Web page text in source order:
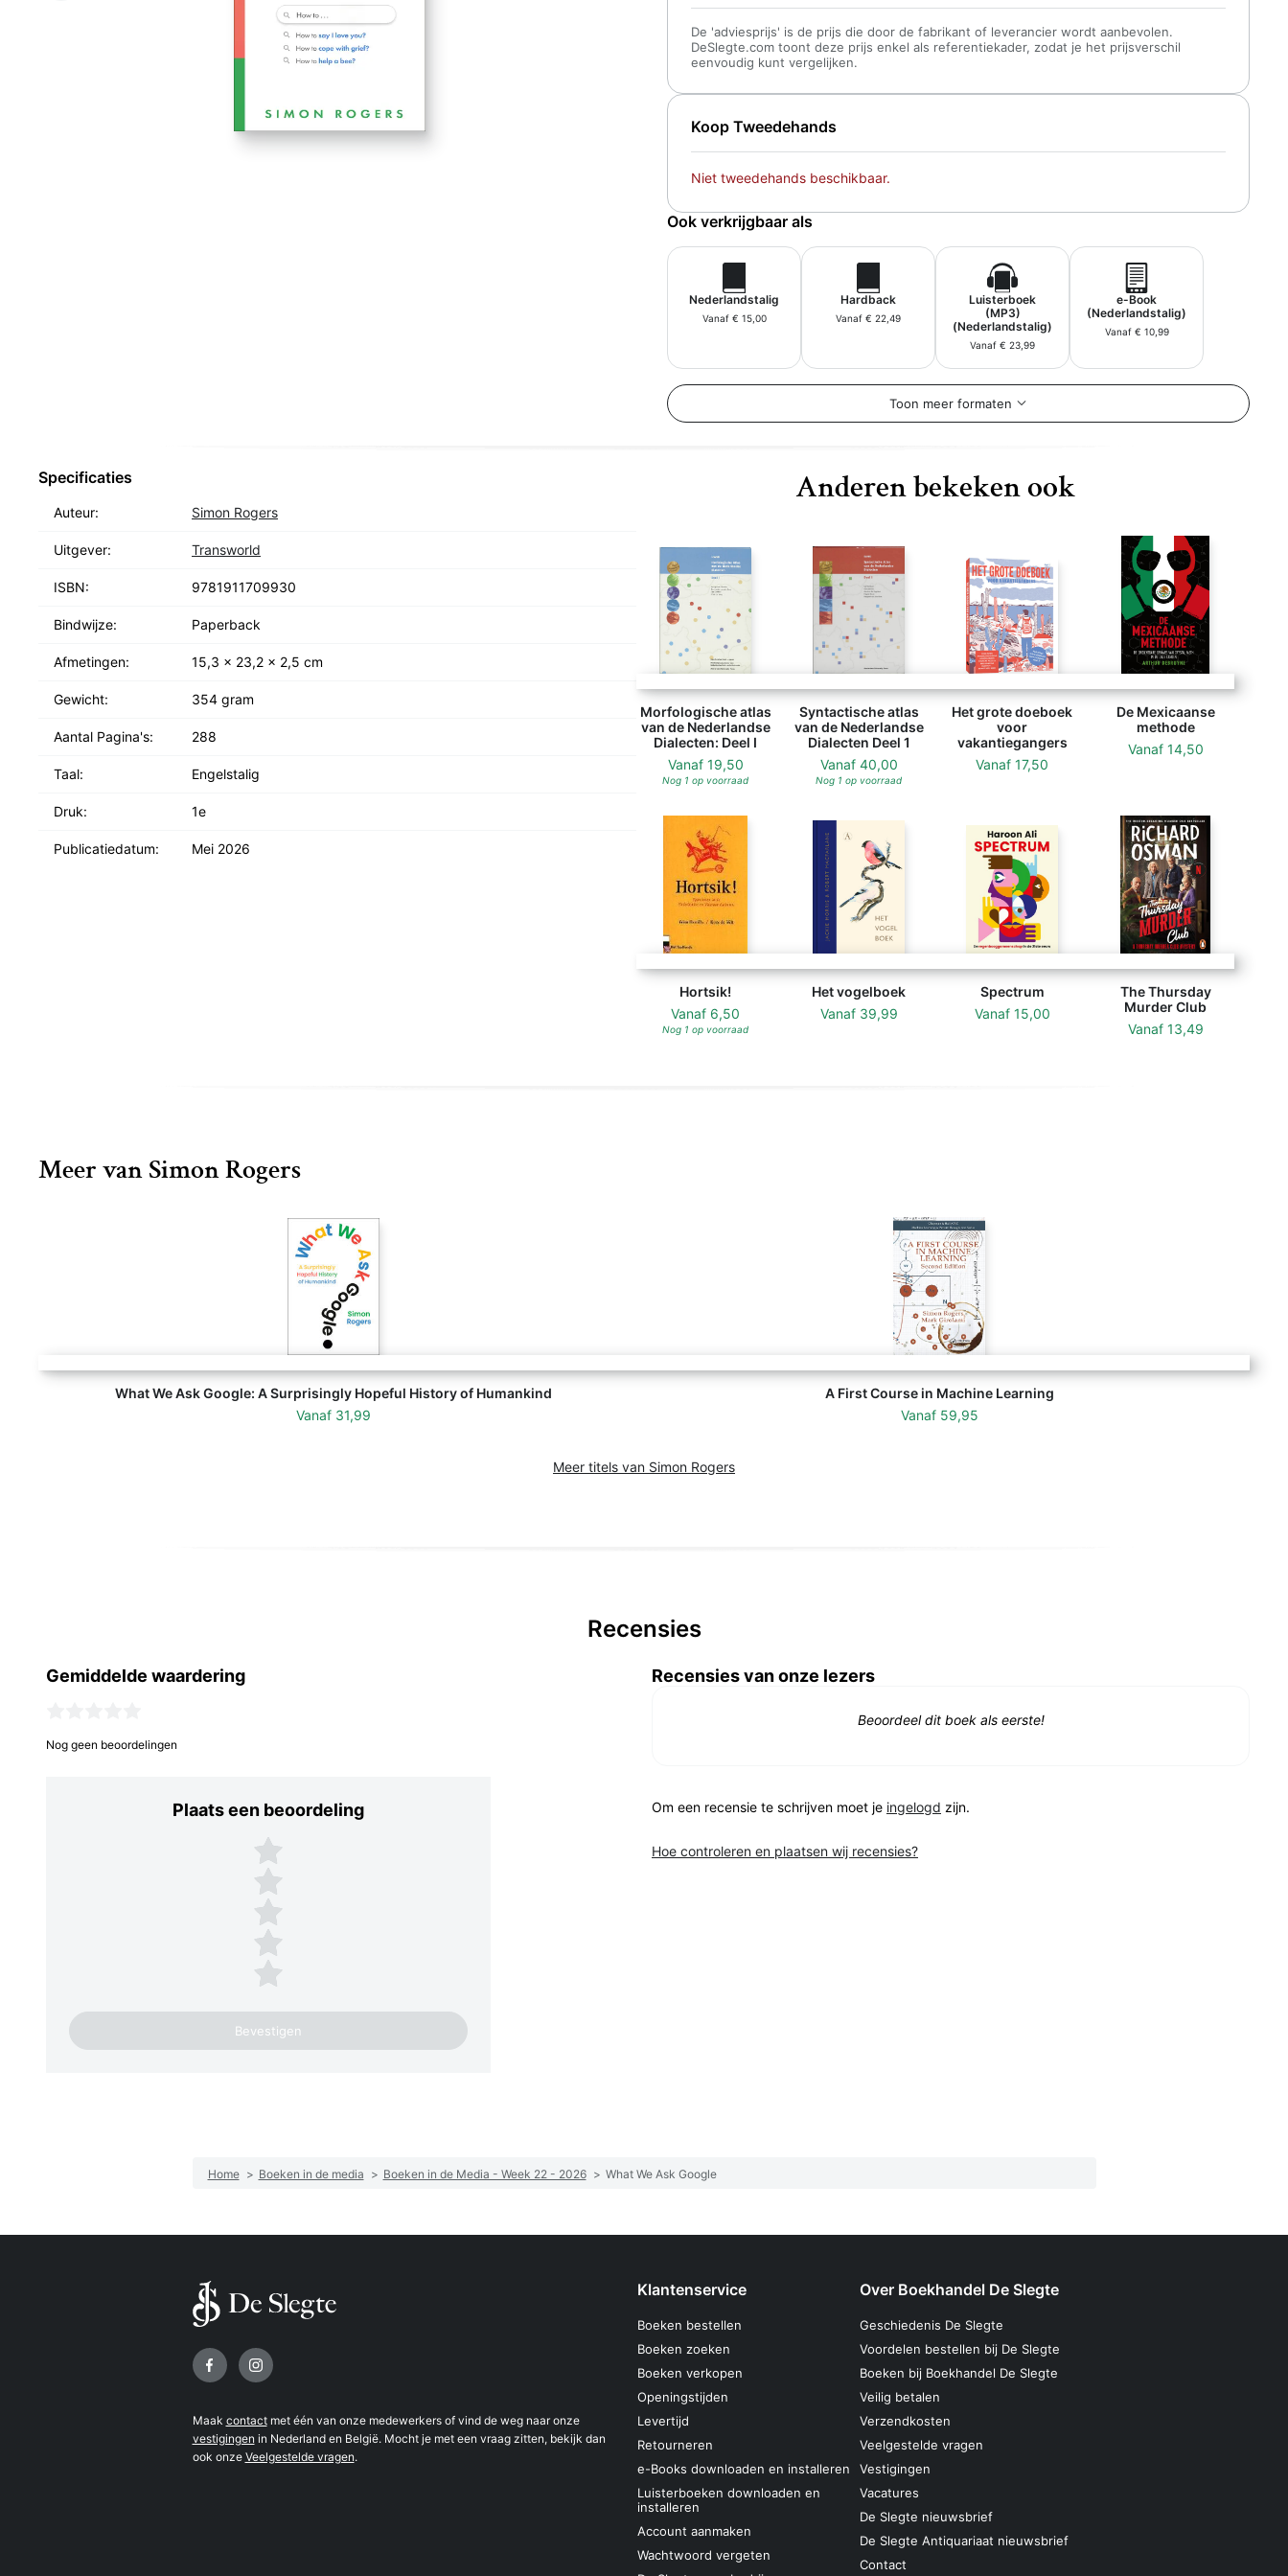
Koop Tweedehands
Niet tweedehands beschikbaar.
De 'adviesprijs' is de prijs die door de fabrikant of leverancier wordt aanbevolen.
DeSlegte.com toont deze prijs enkel als referentiekader, zodat je het prijsverschil
eenvoudig kunt vergelijken.
Ook verkrijgbaar als
Nederlandstalig
Vanaf € 15,00
Hardback
Vanaf € 22,49
Luisterboek
(MP3)
(Nederlandstalig)
Vanaf € 23,99
e-Book
(Nederlandstalig)
Vanaf € 10,99
Toon meer formaten
Anderen bekeken ook
Morfologische atlas
van de Nederlandse
Dialecten: Deel I
Vanaf 19,50
Nog 1 op voorraad
Syntactische atlas
van de Nederlandse
Dialecten Deel 1
Vanaf 40,00
Nog 1 op voorraad
Het grote doeboek
voor
vakantiegangers
Vanaf 17,50
De Mexicaanse
methode
Vanaf 14,50
Hortsik!
Vanaf 6,50
Nog 1 op voorraad
Het vogelboek
Vanaf 39,99
Spectrum
Vanaf 15,00
The Thursday
Murder Club
Vanaf 13,49
Specificaties
Auteur: Simon Rogers
Uitgever: Transworld
ISBN: 9781911709930
Bindwijze: Paperback
Afmetingen: 15,3 x 23,2 x 2,5 cm
Gewicht: 354 gram
Aantal Pagina's: 288
Taal: Engelstalig
Druk: 1e
Publicatiedatum: Mei 2026
Meer van Simon Rogers
What We Ask Google: A Surprisingly Hopeful History of Humankind
Vanaf 31,99
A First Course in Machine Learning
Vanaf 59,95
Meer titels van Simon Rogers
Recensies
Gemiddelde waardering
Nog geen beoordelingen
Plaats een beoordeling
Plaats een beoordeling
5 sterren
4 sterren
3 sterren
2 sterren
1 ster
Recensies van onze lezers
Beoordeel dit boek als eerste!
Om een recensie te schrijven moet je ingelogd zijn.
Hoe controleren en plaatsen wij recensies?
Home > Boeken in de media > Boeken in de Media - Week 22 - 2026 > What We Ask Google
Volg ons op
Maak contactmet één van onze medewerkers of vind de weg naar onze
vestigingen in Nederland en België. Mocht je met een vraag zitten, bekijk dan
ook onze Veelgestelde vragen.
Klantenservice
Boeken bestellen
Boeken zoeken
Boeken verkopen
Openingstijden
Levertijd
Retourneren
e-Books downloaden en installeren
Luisterboeken downloaden en
installeren
Account aanmaken
Wachtwoord vergeten
Over Boekhandel De Slegte
Geschiedenis De Slegte
Voordelen bestellen bij De Slegte
Boeken bij Boekhandel De Slegte
Veilig betalen
Verzendkosten
Veelgestelde vragen
Vestigingen
Vacatures
De Slegte nieuwsbrief
De Slegte Antiquariaat nieuwsbrief
Contact